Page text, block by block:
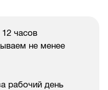
часов
не менее
рабочий день